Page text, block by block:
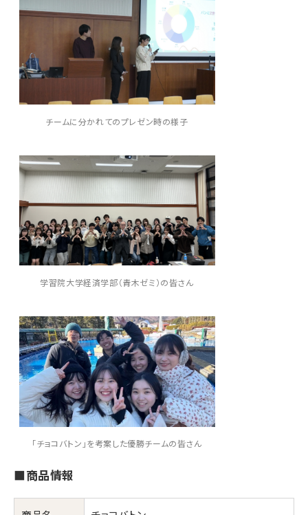
チームに分かれてのプレゼン時の様子
学習院大学経済学部（青木ゼミ）の皆さん
「チョコバトン」を考案した優勝チームの皆さん
■商品情報